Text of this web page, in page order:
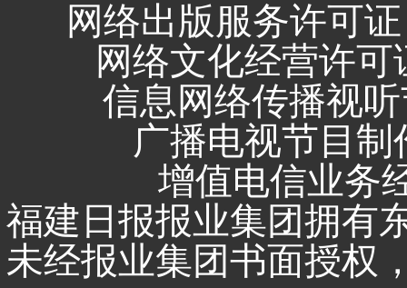
网络出版服务许可
网络文化经营许可
信息网络传播视
广播电视节目
增值电信业务
福建日报报业集团拥有
未经报业集团书面授权